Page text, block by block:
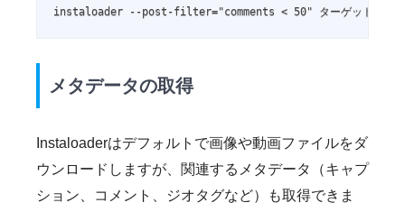
instaloader --post-filter="comments < 50" ターゲット
メタデータの取得
Instaloaderはデフォルトで画像や動画ファイルをダ
ウンロードしますが、関連するメタデータ（キャプ
ション、コメント、ジオタグなど）も取得できま